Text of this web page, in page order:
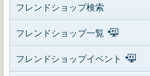
フレンドショップ検索
フレンドショップ一覧
フレンドショップイベント